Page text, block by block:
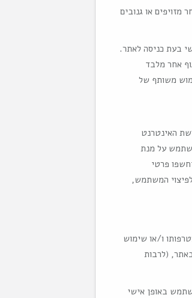
או גנובים
בעת כניסה לאתר.
אחר מלבד
משותף של
האינטרנט
על מנת
פרטי
המשתמש,
ו/או שימוש
(לרבות
באופן אישי